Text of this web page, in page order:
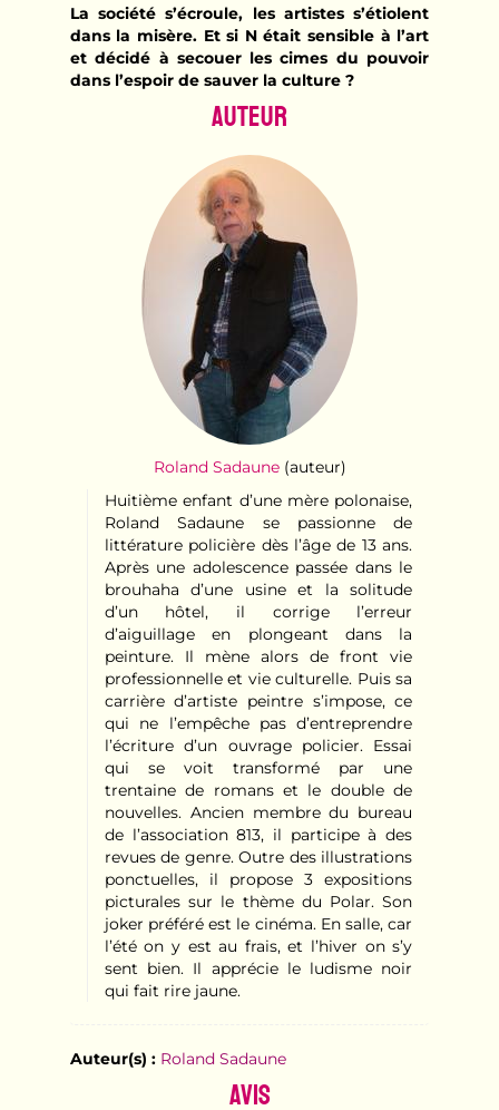
La société s’écroule, les artistes s’étiolent
dans la misère. Et si N était sensible à l’art
et décidé à secouer les cimes du pouvoir
dans l’espoir de sauver la culture ?
Auteur
Roland Sadaune(auteur)
Huitième enfant d’une mère polonaise,
Roland Sadaune se passionne de
littérature policière dès l’âge de 13 ans.
Après une adolescence passée dans le
brouhaha d’une usine et la solitude
d’un hôtel, il corrige l’erreur
d’aiguillage en plongeant dans la
peinture. Il mène alors de front vie
professionnelle et vie culturelle. Puis sa
carrière d’artiste peintre s’impose, ce
qui ne l’empêche pas d’entreprendre
l’écriture d’un ouvrage policier. Essai
qui se voit transformé par une
trentaine de romans et le double de
nouvelles. Ancien membre du bureau
de l’association 813, il participe à des
revues de genre. Outre des illustrations
ponctuelles, il propose 3 expositions
picturales sur le thème du Polar. Son
joker préféré est le cinéma. En salle, car
l’été on y est au frais, et l’hiver on s’y
sent bien. Il apprécie le ludisme noir
qui fait rire jaune.
Auteur(s) : Roland Sadaune
Avis